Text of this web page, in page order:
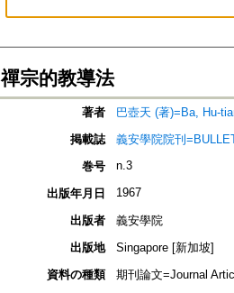
禪宗的教導法
著者
巴壺天 (著)=Ba, Hu-
掲載誌
義安學院院刊
巻号
n.3
出版年月日 1967
出版者
義安學院
出版地
Singapore [新加坡]
資料の種類
期刊論文=Journal